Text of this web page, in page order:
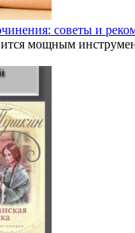
советы и
мощным